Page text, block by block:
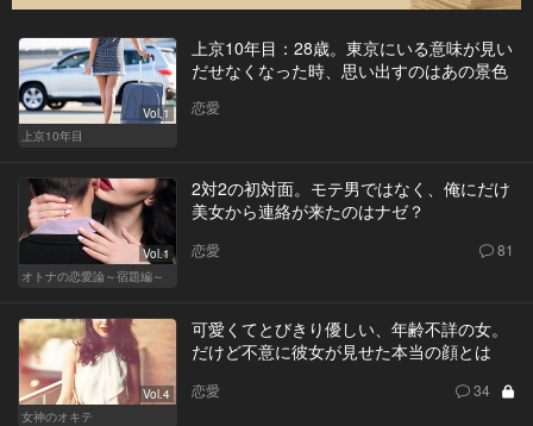
Vol.1
上京10年目
上京10年目：28歳。東京にいる意味が見い
だせなくなった時、思い出すのはあの景色
恋愛
Vol.1
オトナの恋愛論～宿題編～
2対2の初対面。モテ男ではなく、俺にだけ
美女から連絡が来たのはナゼ？
恋愛 81
Vol.4
女神のオキテ
可愛くてとびきり優しい、年齢不詳の女。
だけど不意に彼女が見せた本当の顔とは
恋愛 34